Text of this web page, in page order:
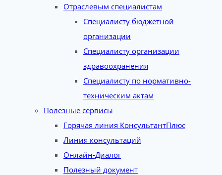
Отраслевым специалистам
Специалисту бюджетной
организации
Специалисту организации
здравоохранения
Специалисту по нормативно-
техническим актам
Полезные сервисы
Горячая линия КонсультантПлюс
Линия консультаций
Онлайн-Диалог
Полезный документ